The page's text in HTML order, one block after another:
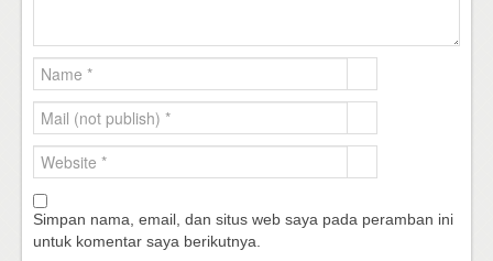
Simpan nama, email, dan situs web saya pada peramban ini
untuk komentar saya berikutnya.